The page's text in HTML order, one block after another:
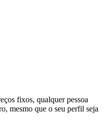
fixos, qualquer pessoa
mesmo que o seu perfil seja